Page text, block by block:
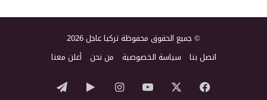
© جميع الحقوق محفوظة تركيا عاجل 2026
اتصل بنا سياسة الخصوصية من نحن أعلن معنا
فيسبوك ‫YouTubeانستقرام‏Googleتيلقرام